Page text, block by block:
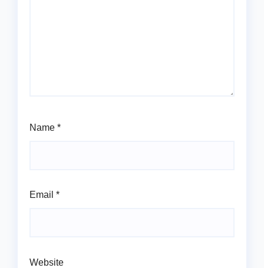
Name *
Email *
Website